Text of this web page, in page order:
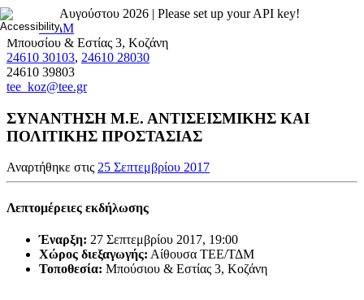
Πέμπτη 6 Αυγούστου 2026 | Please set up your API key!
Μπουσίου & Εστίας 3, Κοζάνη
24610 30103, 24610 28030
24610 39803
tee_koz@tee.gr
ΣΥΝΑΝΤΗΣΗ Μ.Ε. ΑΝΤΙΣΕΙΣΜΙΚΗΣ ΚΑΙ
ΠΟΛΙΤΙΚΗΣ ΠΡΟΣΤΑΣΙΑΣ
Αναρτήθηκε στις 25 Σεπτεμβρίου 2017
Λεπτομέρειες εκδήλωσης
Έναρξη: 27 Σεπτεμβρίου 2017, 19:00
Χώρος διεξαγωγής: Αίθουσα ΤΕΕ/ΤΔΜ
Τοποθεσία: Μπούσιου & Εστίας 3, Κοζάνη